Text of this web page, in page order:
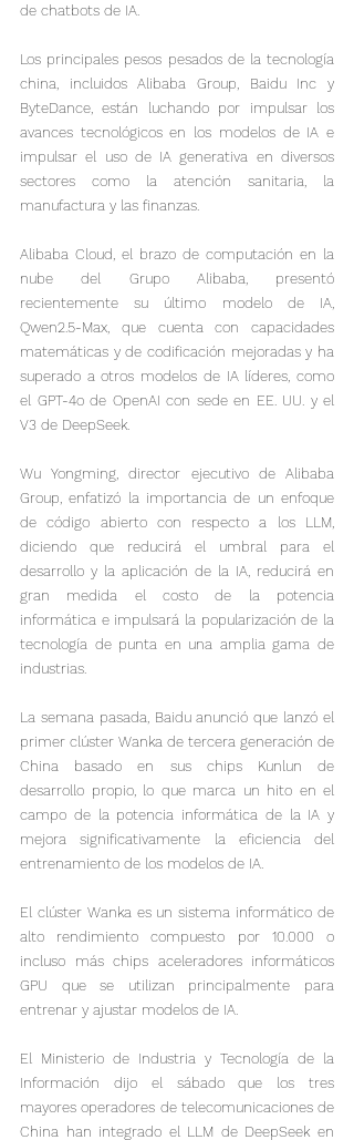
de chatbots de IA.
Los principales pesos pesados ​​de la tecnología
china, incluidos Alibaba Group, Baidu Inc y
ByteDance, están luchando por impulsar los
avances tecnológicos en los modelos de IA e
impulsar el uso de IA generativa en diversos
sectores como la atención sanitaria, la
manufactura y las finanzas.
Alibaba Cloud, el brazo de computación en la
nube del Grupo Alibaba, presentó
recientemente su último modelo de IA,
Qwen2.5-Max, que cuenta con capacidades
matemáticas y de codificación mejoradas y ha
superado a otros modelos de IA líderes, como
el GPT-4o de OpenAI con sede en EE. UU. y el
V3 de DeepSeek.
Wu Yongming, director ejecutivo de Alibaba
Group, enfatizó la importancia de un enfoque
de código abierto con respecto a los LLM,
diciendo que reducirá el umbral para el
desarrollo y la aplicación de la IA, reducirá en
gran medida el costo de la potencia
informática e impulsará la popularización de la
tecnología de punta en una amplia gama de
industrias.
La semana pasada, Baidu anunció que lanzó el
primer clúster Wanka de tercera generación de
China basado en sus chips Kunlun de
desarrollo propio, lo que marca un hito en el
campo de la potencia informática de la IA y
mejora significativamente la eficiencia del
entrenamiento de los modelos de IA.
El clúster Wanka es un sistema informático de
alto rendimiento compuesto por 10.000 o
incluso más chips aceleradores informáticos
GPU que se utilizan principalmente para
entrenar y ajustar modelos de IA.
El Ministerio de Industria y Tecnología de la
Información dijo el sábado que los tres
mayores operadores de telecomunicaciones de
China han integrado el LLM de DeepSeek en